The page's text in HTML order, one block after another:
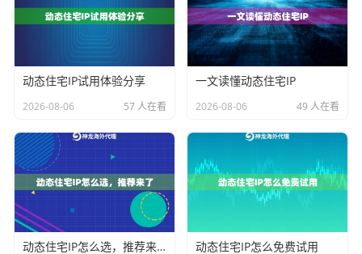
游戏厂商需要检测香港玩家实际访问的CDN节点质量。
技术人员通过神龙代理的香港SOCKS5节点执行：
• Traceroute路径追踪
可准确获取不同网络服务商的线路质量数据。
神龙海外代理IP的差异化优势
在区域服务测试场景中，我们对比了市场上三种代理类
动态住宅IP试用体验分享
2026-08-06 57 人在看
一文读懂动态住宅IP
2026-08-06 49 人在看
动态住宅IP怎么选，推荐来了 动态住宅IP怎么免费试用